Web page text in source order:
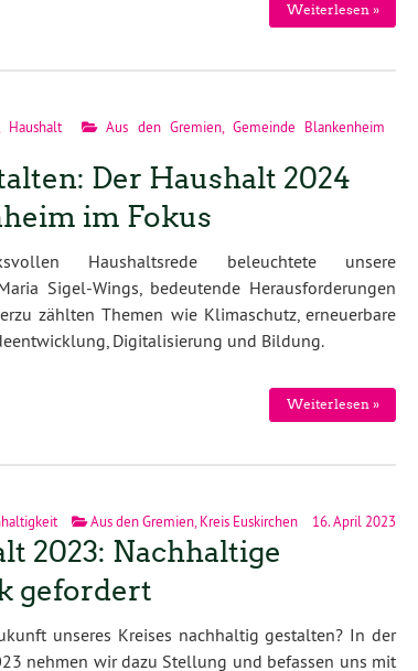
Weiterlesen »
Haushalt Aus den Gremien, Gemeinde Blankenheim
Der Haushalt 2024
im Fokus
Haushaltsrede beleuchtete unsere
Sigel-Wings, bedeutende Herausforderungen
zählten Themen wie Klimaschutz, erneuerbare
Digitalisierung und Bildung.
Weiterlesen »
Aus den Gremien, Kreis Euskirchen 16. April 2023
2023: Nachhaltige
gefordert
unseres Kreises nachhaltig gestalten? In der
nehmen wir dazu Stellung und befassen uns mit